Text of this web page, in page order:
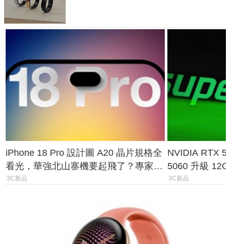
iPhone 18 Pro 設計圖 A20 晶片規格全
看光，華強北山寨機要起飛了？專家曝
山寨機無法復刻兩大關鍵
3C新品
NVIDIA RTX
5060 升級
次規格終於不
3C新品